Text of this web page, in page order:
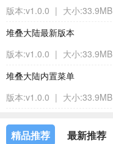
版本:v1.0.0 | 大小:33.9MB
堆叠大陆最新版本
版本:v1.0.0 | 大小:33.9MB
堆叠大陆内置菜单
版本:v1.0.0 | 大小:33.9MB
精品推荐 最新推荐